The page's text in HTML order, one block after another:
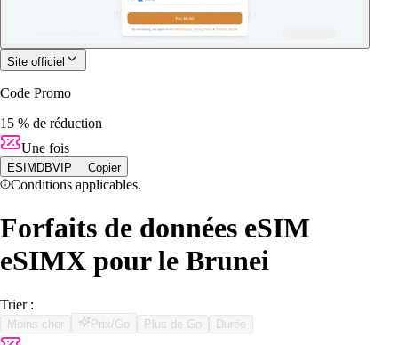
Site officiel
Code Promo
15 % de réduction
Une fois
ESIMDBVIP Copier
Conditions applicables.
Forfaits de données eSIM
eSIMX pour le Brunei
Trier :
Moins cher Prix/Go Plus de Go Durée